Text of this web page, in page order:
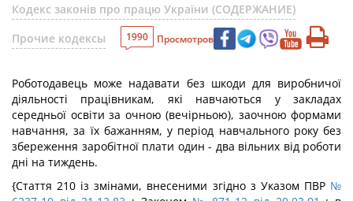
Кодекс законів про працю України (СОДЕРЖАНИЕ)
Прочие кодексы
1990 Просмотров
Роботодавець може надавати без шкоди для виробничої
діяльності працівникам, які навчаються у закладах
середньої освіти за очною (вечірньою), заочною формами
навчання, за їх бажанням, у період навчального року без
збереження заробітної плати один - два вільних від роботи
дні на тиждень.
{Стаття 210 із змінами, внесеними згідно з Указом ПВР №